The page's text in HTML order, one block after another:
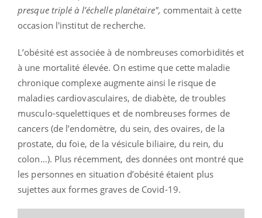
presque triplé à l’échelle planétaire", commentait à cette
occasion l'institut de recherche.
L’obésité est associée à de nombreuses comorbidités et
à une mortalité élevée. On estime que cette maladie
chronique complexe augmente ainsi le risque de
maladies cardiovasculaires, de diabète, de troubles
musculo-squelettiques et de nombreuses formes de
cancers (de l’endomètre, du sein, des ovaires, de la
prostate, du foie, de la vésicule biliaire, du rein, du
colon…). Plus récemment, des données ont montré que
les personnes en situation d’obésité étaient plus
sujettes aux formes graves de Covid-19.